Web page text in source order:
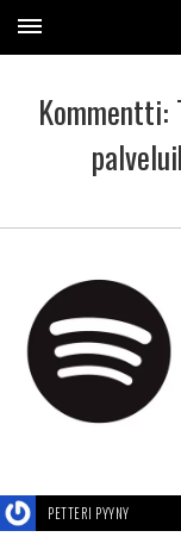
Kommentti:
PETTERI PYYNY